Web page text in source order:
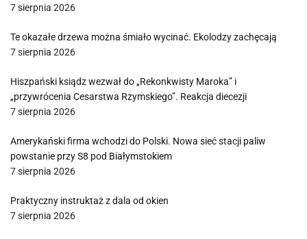
7 sierpnia 2026
Te okazałe drzewa można śmiało wycinać. Ekolodzy zachęcają
7 sierpnia 2026
Hiszpański ksiądz wezwał do „Rekonkwisty Maroka” i
„przywrócenia Cesarstwa Rzymskiego”. Reakcja diecezji
7 sierpnia 2026
Amerykański firma wchodzi do Polski. Nowa sieć stacji paliw
powstanie przy S8 pod Białymstokiem
7 sierpnia 2026
Praktyczny instruktaż z dala od okien
7 sierpnia 2026